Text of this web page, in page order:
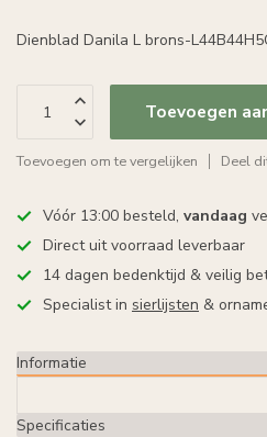
Dienblad Danila L brons-
Toevoegen
Toevoegen om te vergelijken Deel
Vóór 13:00 besteld, vandaag
Direct uit voorraad leverbaar
14 dagen bedenktijd & veilig
Specialist in sierlijsten &
Informatie
Specificaties